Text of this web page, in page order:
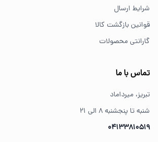
شرایط ارسال
قوانین بازگشت کالا
گارانتی محصولات
تماس با ما
تبریز، میرداماد
شنبه تا پنجشنبه ۸ الی ۲۱
04133810519